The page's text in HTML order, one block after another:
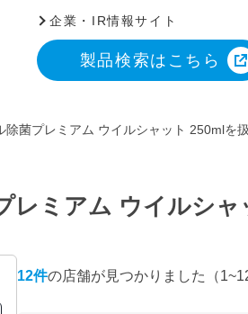
企業・IR情報サイト
製品検索はこちら
除菌プレミアム ウイルシャット 250mlを
レミアム ウイルシ
12件の店舗が見つかりました （